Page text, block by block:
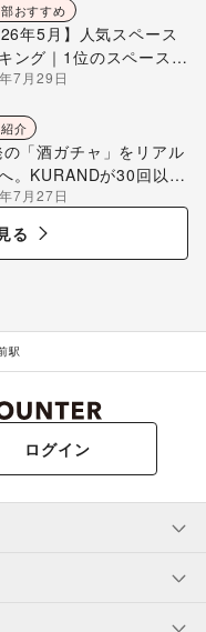
おすすめ
年5月】人気スペース
ング｜1位のスペースを
が解説
7月29日
介
の「酒ガチャ」をリアル
。KURANDが30回以上
プアップ出店で届け
しいお酒との出会い”
7月27日
る
駅
ログイン